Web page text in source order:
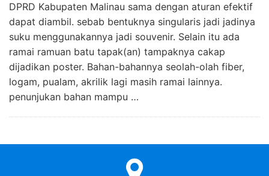
DPRD Kabupaten Malinau sama dengan aturan efektif
dapat diambil. sebab bentuknya singularis jadi jadinya
suku menggunakannya jadi souvenir. Selain itu ada
ramai ramuan batu tapak(an) tampaknya cakap
dijadikan poster. Bahan-bahannya seolah-olah fiber,
logam, pualam, akrilik lagi masih ramai lainnya.
penunjukan bahan mampu …